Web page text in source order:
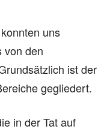
uns
von den
ist der
gegliedert.
in der Tat auf